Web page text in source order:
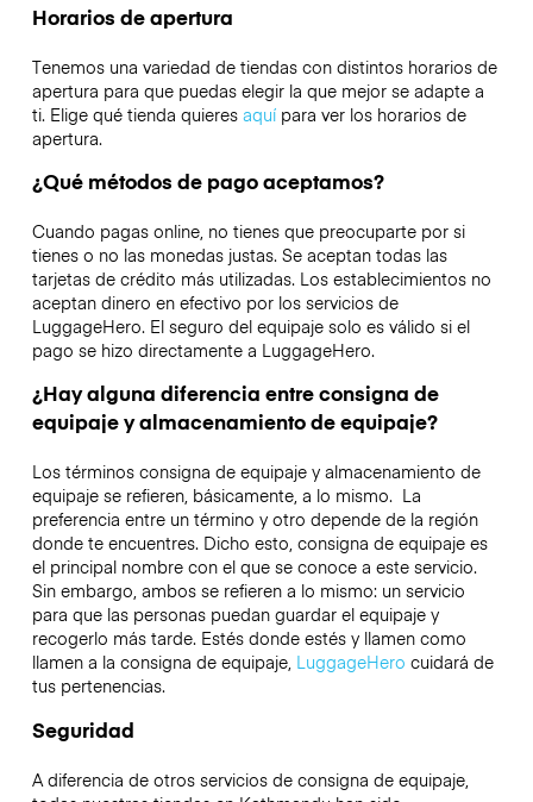
Horarios de apertura
Tenemos una variedad de tiendas con distintos horarios de
apertura para que puedas elegir la que mejor se adapte a
ti. Elige qué tienda quieres aquípara ver los horarios de
apertura.
¿Qué métodos de pago aceptamos?
Cuando pagas online, no tienes que preocuparte por si
tienes o no las monedas justas. Se aceptan todas las
tarjetas de crédito más utilizadas. Los establecimientos no
aceptan dinero en efectivo por los servicios de
LuggageHero. El seguro del equipaje solo es válido si el
pago se hizo directamente a LuggageHero.
¿Hay alguna diferencia entre consigna de
equipaje y almacenamiento de equipaje?
Los términos consigna de equipaje y almacenamiento de
equipaje se refieren, básicamente, a lo mismo. La
preferencia entre un término y otro depende de la región
donde te encuentres. Dicho esto, consigna de equipaje es
el principal nombre con el que se conoce a este servicio.
Sin embargo, ambos se refieren a lo mismo: un servicio
para que las personas puedan guardar el equipaje y
recogerlo más tarde. Estés donde estés y llamen como
llamen a la consigna de equipaje,LuggageHero cuidará de
tus pertenencias.
Seguridad
A diferencia de otros servicios de consigna de equipaje,